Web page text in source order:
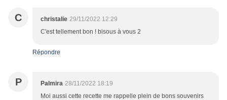
C christalie 29/11/2022 12:29
C'est tellement bon ! bisous à vous 2
Répondre
P Palmira 28/11/2022 18:19
Moi aussi cette recette me rappelle plein de bons souvenirs